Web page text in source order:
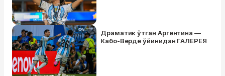
Драматик ўтган Аргентина —
Кабо-Верде ўйинидан ГАЛЕРЕЯ